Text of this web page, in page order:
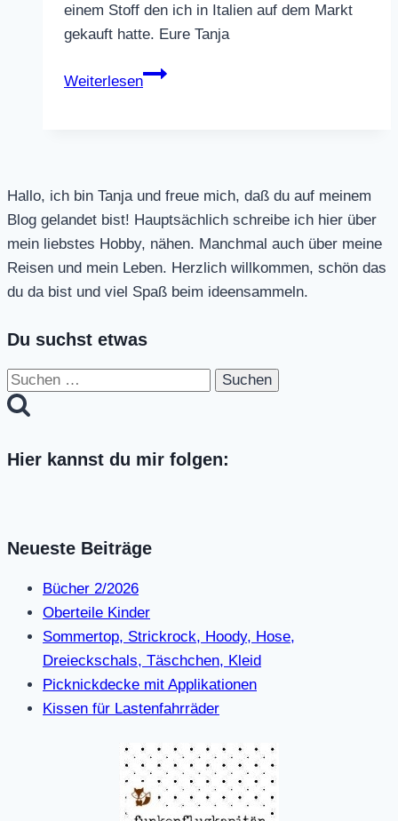
einem Stoff den ich in Italien auf dem Markt
gekauft hatte. Eure Tanja
Weiterlesen
Sonntagsfrühstück
Hallo, ich bin Tanja und freue mich, daß du auf meinem
Blog gelandet bist! Hauptsächlich schreibe ich hier über
mein liebstes Hobby, nähen. Manchmal auch über meine
Reisen und mein Leben. Herzlich willkommen, schön das
du da bist und viel Spaß beim ideensammeln.
Du suchst etwas
Suchen
nach:
Hier kannst du mir folgen:
Neueste Beiträge
Bücher 2/2026
Oberteile Kinder
Sommertop, Strickrock, Hoody, Hose,
Dreieckschals, Täschchen, Kleid
Picknickdecke mit Applikationen
Kissen für Lastenfahrräder